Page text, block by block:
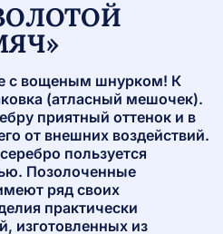
с вощеным шнурком! К
(атласный мешочек).
приятный оттенок и в
от внешних воздействий.
пользуется
Позолоченные
ряд своих
практически
изготовленных из